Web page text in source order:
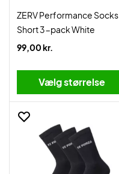
ZERV Performance Socks
Short 3-pack White
99,00 kr.
Vælg størrelse